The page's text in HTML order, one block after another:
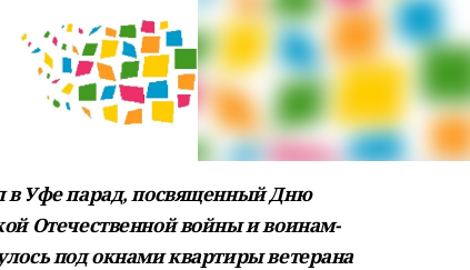
в Уфе парад, посвященный Дню
Отечественной войны и воинам-
под окнами квартиры ветерана